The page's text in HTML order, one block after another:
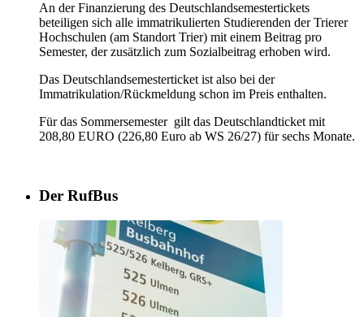
An der Finanzierung des Deutschlandsemestertickets
beteiligen sich alle immatrikulierten Studierenden der Trierer
Hochschulen (am Standort Trier) mit einem Beitrag pro
Semester, der zusätzlich zum Sozialbeitrag erhoben wird.
Das Deutschlandsemesterticket ist also bei der
Immatrikulation/Rückmeldung schon im Preis enthalten.
Für das Sommersemester gilt das Deutschlandticket mit
208,80 EURO (226,80 Euro ab WS 26/27) für sechs Monate.
Der RufBus